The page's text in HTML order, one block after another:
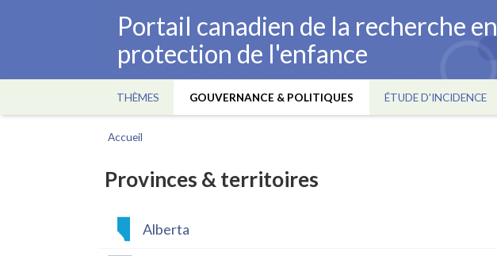
Portail canadien de la recherche en
protection de l'enfance
Main
navigation
THÈMES GOUVERNANCE & POLITIQUES ÉTUDE D'INCIDENCE
d'Ariane
Accueil
Provinces & territoires
Alberta